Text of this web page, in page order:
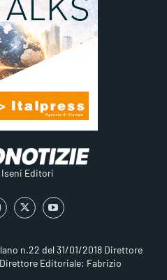
Iseni Editori
n.22 del 31/01/2018 Direttore
Direttore Editoriale: Fabrizio